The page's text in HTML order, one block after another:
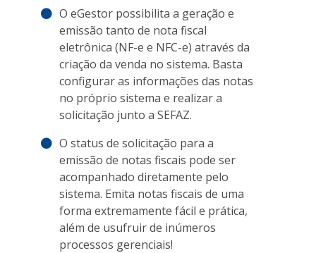
O eGestor possibilita a geração e
emissão tanto de nota fiscal
eletrônica (NF-e e NFC-e) através da
criação da venda no sistema. Basta
configurar as informações das notas
no próprio sistema e realizar a
solicitação junto a SEFAZ.
O status de solicitação para a
emissão de notas fiscais pode ser
acompanhado diretamente pelo
sistema. Emita notas fiscais de uma
forma extremamente fácil e prática,
além de usufruir de inúmeros
processos gerenciais!